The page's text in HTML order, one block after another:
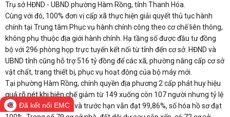
Trụ sở HĐND - UBND phường Hàm Rồng, tỉnh Thanh Hóa.
Cùng với đó, 100% đơn vị cấp xã thực hiện giải quyết thủ tục hành
chính tại Trung tâm Phục vụ hành chính công theo cơ chế liên thông,
không phụ thuộc địa giới hành chính. Hạ tầng số được đầu tư đồng
bộ với 296 phòng họp trực tuyến kết nối từ tỉnh đến cơ sở. HĐND và
UBND tỉnh cũng hỗ trợ 516 tỷ đồng để các xã, phường nâng cấp cơ sở
vật chất, trang thiết bị, phục vụ hoạt động của bộ máy mới.
Tại phường Hàm Rồng, chính quyền địa phương 2 cấp phát huy hiệu
quả rõ nét khi biên chế giảm từ 149 xuống còn 107 người nhưng tỷ lệ
giải quyết hồ sơ đúng và trước hạn vẫn đạt 99,86%, số hóa hồ sơ đạt
Đã kết nối EMC